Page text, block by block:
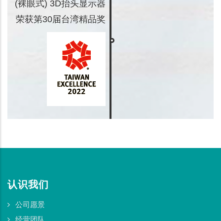
(裸眼式) 3D抬头显示器
荣获第30届台湾精品奖
认识我们
公司愿景
经营团队